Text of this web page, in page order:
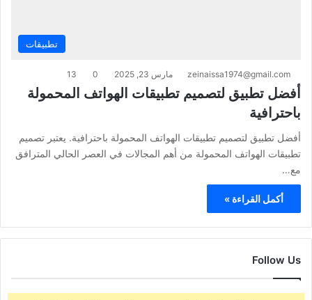
تطبيقات
zeinaissa1974@gmail.com مارس 23, 2025 0
13
أفضل تطبيق لتصميم تطبيقات الهواتف المحمولة
باحترافية
أفضل تطبيق لتصميم تطبيقات الهواتف المحمولة باحترافية. يعتبر تصميم
تطبيقات الهواتف المحمولة من أهم المجالات في العصر الحالي المترافق
مع…
أكمل القراءة »
Follow Us